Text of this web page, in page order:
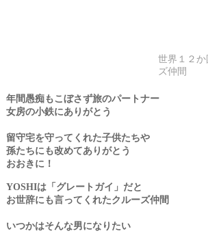
世界１２
ズ仲間
年間愚痴もこぼさず旅のパートナー
女房の小鉄にありがとう
留守宅を守ってくれた子供たちや
孫たちにも改めてありがとう
おおきに！
YOSHIは「グレートガイ」だと
お世辞にも言ってくれたクルーズ仲間
いつかはそんな男になりたい